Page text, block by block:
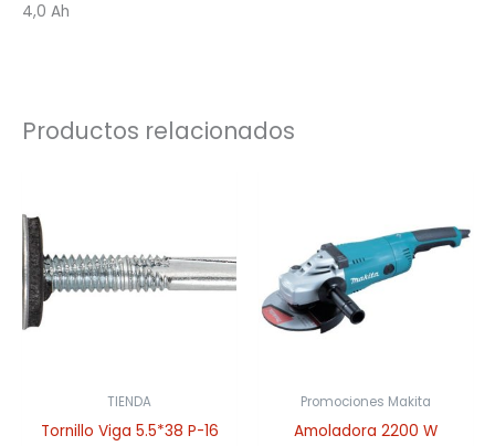
4,0 Ah
Productos relacionados
TIENDA
Tornillo Viga 5.5*38 P-16
Promociones Makita
Amoladora 2200 W